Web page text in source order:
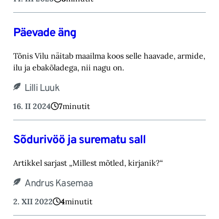
Päevade äng
Tõnis Vilu näitab maailma koos selle haavade, armide,
ilu ja ebakõladega, nii nagu on.
Lilli Luuk
16. II 2024 7minutit
Sõdurivöö ja surematu sall
Artikkel sarjast „Millest mõtled, kirjanik?“
Andrus Kasemaa
2. XII 2022 4minutit